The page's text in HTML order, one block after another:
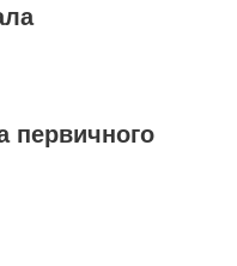
первичного